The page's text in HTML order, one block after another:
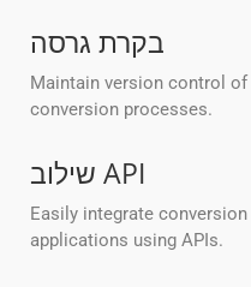
בקרת גרסה
Maintain version control
conversion processes.
שילוב API
Easily integrate
applications using APIs.